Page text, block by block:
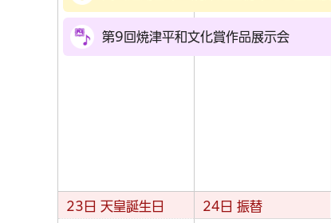
第9回焼津平和文化賞作品展示会
23日 天皇誕生日 24日 振替